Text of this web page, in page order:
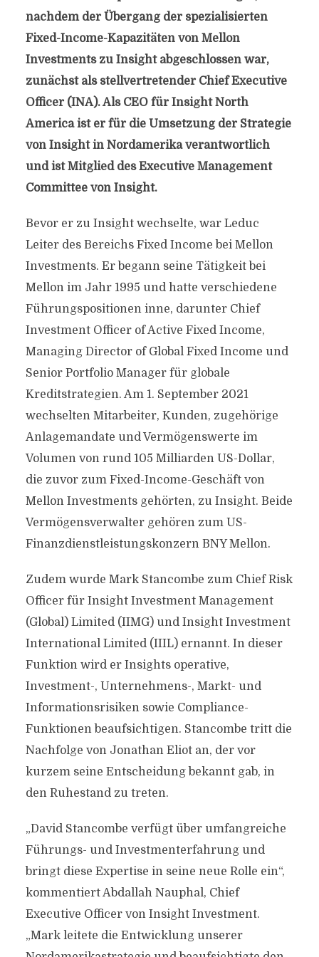
nachdem der Übergang der spezialisierten
Fixed-Income-Kapazitäten von Mellon
Investments zu Insight abgeschlossen war,
zunächst als stellvertretender Chief Executive
Officer (INA). Als CEO für Insight North
America ist er für die Umsetzung der Strategie
von Insight in Nordamerika verantwortlich
und ist Mitglied des Executive Management
Committee von Insight.
Bevor er zu Insight wechselte, war Leduc
Leiter des Bereichs Fixed Income bei Mellon
Investments. Er begann seine Tätigkeit bei
Mellon im Jahr 1995 und hatte verschiedene
Führungspositionen inne, darunter Chief
Investment Officer of Active Fixed Income,
Managing Director of Global Fixed Income und
Senior Portfolio Manager für globale
Kreditstrategien. Am 1. September 2021
wechselten Mitarbeiter, Kunden, zugehörige
Anlagemandate und Vermögenswerte im
Volumen von rund 105 Milliarden US-Dollar,
die zuvor zum Fixed-Income-Geschäft von
Mellon Investments gehörten, zu Insight. Beide
Vermögensverwalter gehören zum US-
Finanzdienstleistungskonzern BNY Mellon.
Zudem wurde Mark Stancombe zum Chief Risk
Officer für Insight Investment Management
(Global) Limited (IIMG) und Insight Investment
International Limited (IIIL) ernannt. In dieser
Funktion wird er Insights operative,
Investment-, Unternehmens-, Markt- und
Informationsrisiken sowie Compliance-
Funktionen beaufsichtigen. Stancombe tritt die
Nachfolge von Jonathan Eliot an, der vor
kurzem seine Entscheidung bekannt gab, in
den Ruhestand zu treten.
„David Stancombe verfügt über umfangreiche
Führungs- und Investmenterfahrung und
bringt diese Expertise in seine neue Rolle ein“,
kommentiert Abdallah Nauphal, Chief
Executive Officer von Insight Investment.
„Mark leitete die Entwicklung unserer